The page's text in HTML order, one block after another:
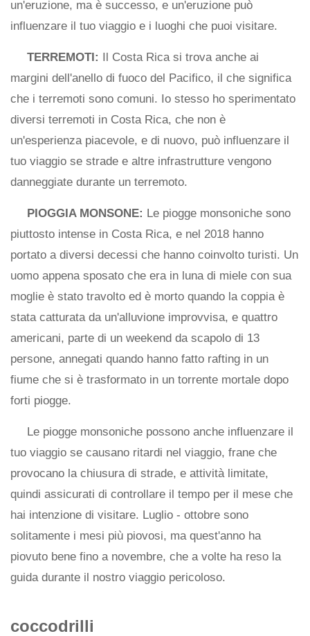
un'eruzione, ma è successo, e un'eruzione può
influenzare il tuo viaggio e i luoghi che puoi visitare.
TERREMOTI:
Il Costa Rica si trova anche ai
margini dell'anello di fuoco del Pacifico, il che significa
che i terremoti sono comuni. Io stesso ho sperimentato
diversi terremoti in Costa Rica, che non è
un'esperienza piacevole, e di nuovo, può influenzare il
tuo viaggio se strade e altre infrastrutture vengono
danneggiate durante un terremoto.
PIOGGIA MONSONE: Le piogge monsoniche sono
piuttosto intense in Costa Rica, e nel 2018 hanno
portato a diversi decessi che hanno coinvolto turisti. Un
uomo appena sposato che era in luna di miele con sua
moglie è stato travolto ed è morto quando la coppia è
stata catturata da un'alluvione improvvisa, e quattro
americani, parte di un weekend da scapolo di 13
persone, annegati quando hanno fatto rafting in un
fiume che si è trasformato in un torrente mortale dopo
forti piogge.
Le piogge monsoniche possono anche influenzare il
tuo viaggio se causano ritardi nel viaggio, frane che
provocano la chiusura di strade, e attività limitate,
quindi assicurati di controllare il tempo per il mese che
hai intenzione di visitare. Luglio - ottobre sono
solitamente i mesi più piovosi, ma quest'anno ha
piovuto bene fino a novembre, che a volte ha reso la
guida durante il nostro viaggio pericoloso.
coccodrilli